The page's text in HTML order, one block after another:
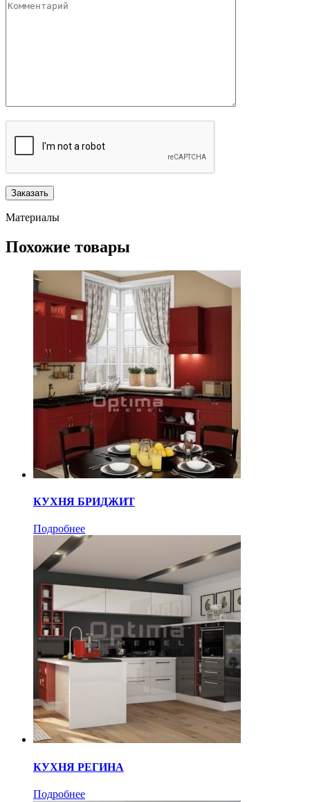
Материалы
Похожие товары
КУХНЯ БРИДЖИТ
Подробнее
КУХНЯ РЕГИНА
Подробнее